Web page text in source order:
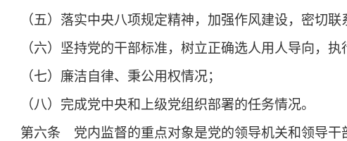
（五）落实中央八项规定精神，加强作风建设，密切联
（六）坚持党的干部标准，树立正确选人用人导向，执
（七）廉洁自律、秉公用权情况；
（八）完成党中央和上级党组织部署的任务情况。
第六条 党内监督的重点对象是党的领导机关和领导干